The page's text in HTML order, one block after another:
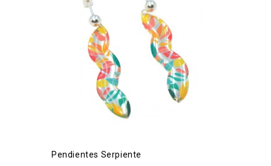
Pendientes Serpiente